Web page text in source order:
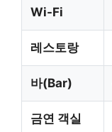
Wi-Fi
레스토랑
바(Bar)
금연 객실